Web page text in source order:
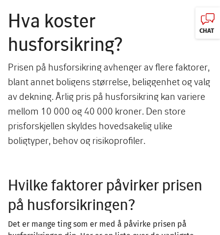
Hva koster
husforsikring?
Prisen på husforsikring avhenger av flere faktorer,
blant annet boligens størrelse, beliggenhet og valg
av dekning. Årlig pris på husforsikring kan variere
mellom 10 000 og 40 000 kroner. Den store
prisforskjellen skyldes hovedsakelig ulike
boligtyper, behov og risikoprofiler.
Hvilke faktorer påvirker prisen
på husforsikringen?
Det er mange ting som er med å påvirke prisen på
CHAT